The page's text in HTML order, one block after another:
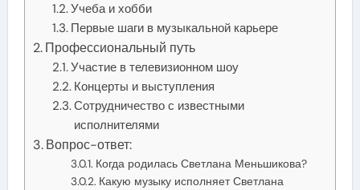
Учеба и хобби
Первые шаги в музыкальной карьере
Профессиональный путь
Участие в телевизионном шоу
Концерты и выступления
Сотрудничество с известными
исполнителями
Вопрос-ответ:
Когда родилась Светлана Меньшикова?
Какую музыку исполняет Светлана